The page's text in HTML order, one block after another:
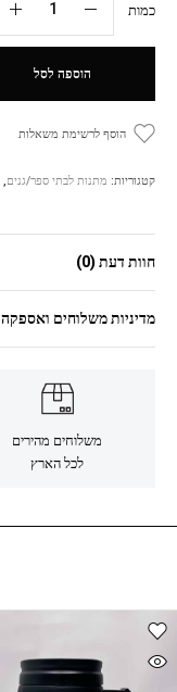
כמות
הוספה לסל
הוסף לרשימת משאלות
קטגוריות: מתנות לבתי ספר/גנים,
חוות דעת (0)
מדיניות משלוחים ואספקה
משלוחים מהירים
לכל הארץ